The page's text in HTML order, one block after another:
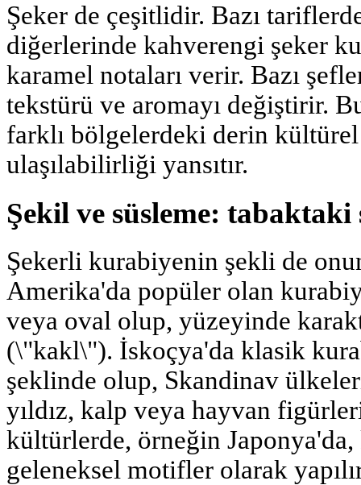
Şeker de çeşitlidir. Bazı
diğerlerinde kahverengi şeker
karamel notaları verir. Bazı
tekstürü ve aromayı değiştirir.
farklı bölgelerdeki derin
ulaşılabilirliği yansıtır.
Şekil ve süsleme: tabaktaki
Şekerli kurabiyenin şekli de
Amerika'da popüler olan
veya oval olup, yüzeyinde
(\"kakl\"). İskoçya'da klasik
şeklinde olup, Skandinav
yıldız, kalp veya hayvan
kültürlerde, örneğin
geleneksel motifler olarak